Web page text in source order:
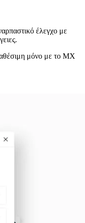
έλεγχο με
μόνο με το MX